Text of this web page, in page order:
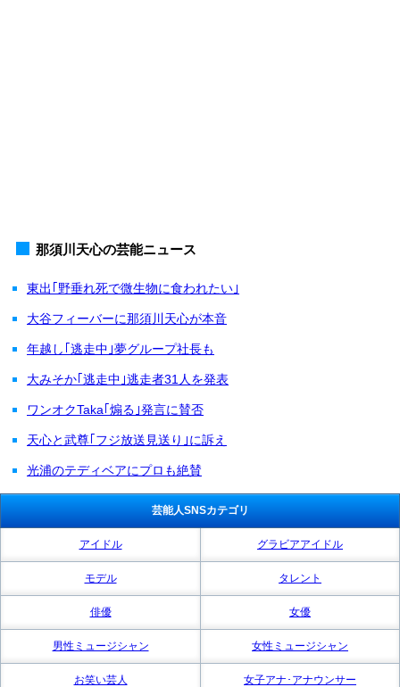
那須川天心の芸能ニュース
東出｢野垂れ死で微生物に食われたい｣
大谷フィーバーに那須川天心が本音
年越し｢逃走中｣夢グループ社長も
大みそか｢逃走中｣逃走者31人を発表
ワンオクTaka｢煽る｣発言に賛否
天心と武尊｢フジ放送見送り｣に訴え
光浦のテディベアにプロも絶賛
芸能人SNSカテゴリ
アイドル グラビアアイドル
モデル タレント
俳優 女優
男性ミュージシャン 女性ミュージシャン
お笑い芸人 女子アナ･アナウンサー